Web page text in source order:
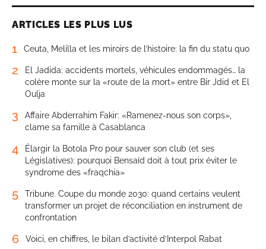
ARTICLES LES PLUS LUS
1 Ceuta, Melilla et les miroirs de l’histoire: la fin du statu quo
2
El Jadida: accidents mortels, véhicules endommagés… la
colère monte sur la «route de la mort» entre Bir Jdid et El
Oulja
3
Affaire Abderrahim Fakir: «Ramenez-nous son corps»,
clame sa famille à Casablanca
4
Élargir la Botola Pro pour sauver son club (et ses
Législatives): pourquoi Bensaïd doit à tout prix éviter le
syndrome des «fraqchia»
5
Tribune. Coupe du monde 2030: quand certains veulent
transformer un projet de réconciliation en instrument de
confrontation
6 Voici, en chiffres, le bilan d’activité d’Interpol Rabat